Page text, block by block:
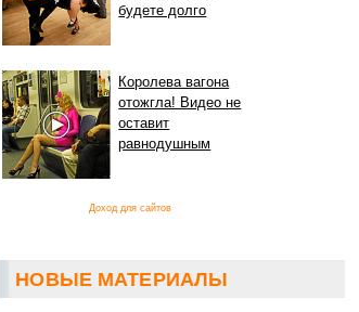
будете долго
Королева вагона
отожгла! Видео не
оставит
равнодушным
Доход для сайтов
НОВЫЕ МАТЕРИАЛЫ